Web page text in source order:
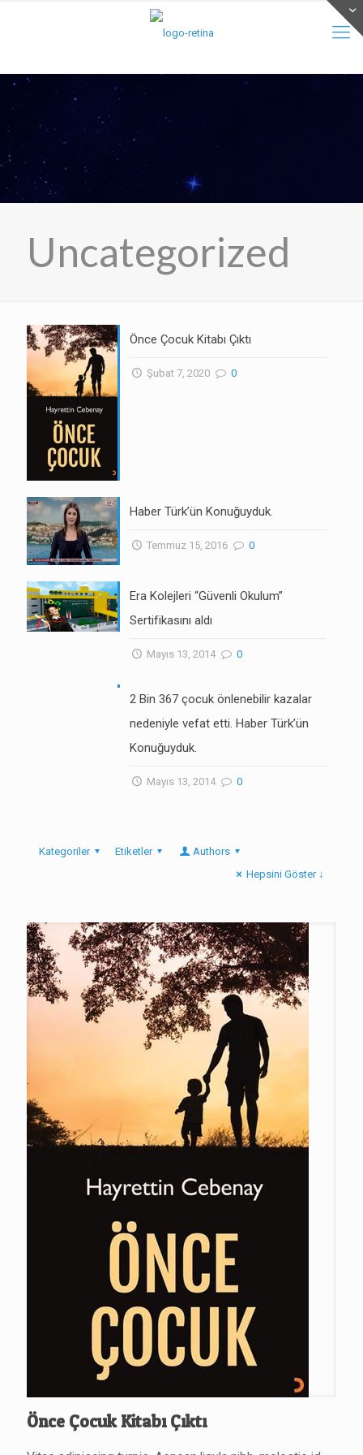
Uncategorized
Önce Çocuk Kitabı Çıktı
Şubat 7, 2020 0
Haber Türk’ün Konuğuyduk.
Temmuz 15, 2016 0
Era Kolejleri “Güvenli Okulum”
Sertifikasını aldı
Mayıs 13, 2014 0
2 Bin 367 çocuk önlenebilir kazalar
nedeniyle vefat etti. Haber Türk’ün
Konuğuyduk.
Mayıs 13, 2014 0
Kategoriler Etiketler
Authors
Hepsini Göster ↓
Önce Çocuk Kitabı Çıktı